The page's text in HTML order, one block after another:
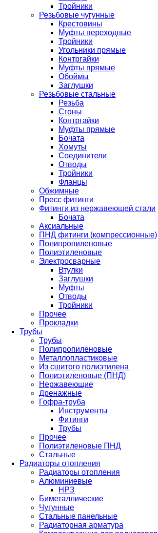
Тройники
Резьбовые чугунные
Крестовины
Муфты переходные
Тройники
Угольники прямые
Контргайки
Муфты прямые
Обоймы
Заглушки
Резьбовые стальные
Резьба
Сгоны
Контргайки
Муфты прямые
Бочата
Хомуты
Соединители
Отводы
Тройники
Фланцы
Обжимные
Пресс фитинги
Фитинги из нержавеющей стали
Бочата
Аксиальные
ПНД фитинги (компрессионные)
Полипропиленовые
Полиэтиленовые
Электросварные
Втулки
Заглушки
Муфты
Отводы
Тройники
Прочее
Прокладки
Трубы
Трубы
Полипропиленовые
Металлопластиковые
Из сшитого полиэтилена
Полиэтиленовые (ПНД)
Нержавеющие
Дренажные
Гофра-труба
Инструменты
Фитинги
Трубы
Прочее
Полиэтиленовые ПНД
Стальные
Радиаторы отопления
Радиаторы отопления
Алюминиевые
НРЗ
Биметаллические
Чугунные
Стальные панельные
Радиаторная арматура